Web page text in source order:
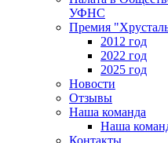
УФНС
Премия
2012 год
2022 год
2025 год
Новости
Отзывы
Наша команда
Наша
Контакты